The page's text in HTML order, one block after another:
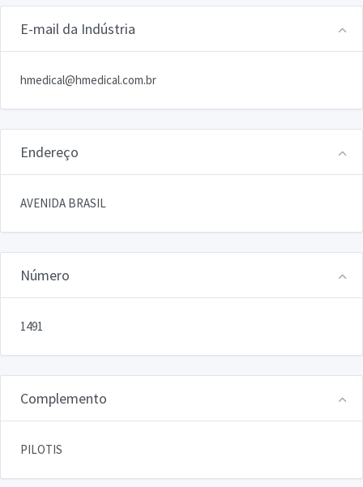
E-mail da Indústria
hmedical@hmedical.com.br
Endereço
AVENIDA BRASIL
Número
1491
Complemento
PILOTIS